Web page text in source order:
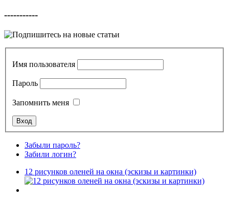
-----------
Имя пользователя
Пароль
Запомнить меня
Забыли пароль?
Забили логин?
12 рисунков оленей на окна (эскизы и картинки)